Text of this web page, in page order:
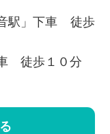
駅」下車 徒歩
徒歩１０分